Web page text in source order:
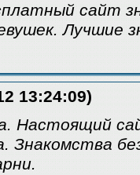
сайт
Лучшие
13:24:09)
Настоящий
Знакомства